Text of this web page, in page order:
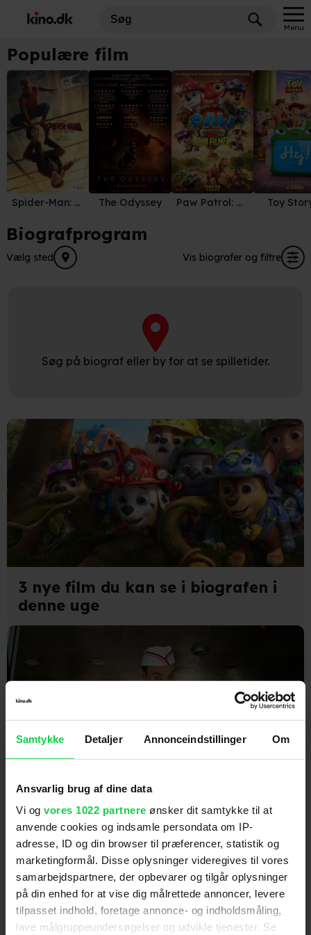
Samtykke Detaljer Annonceindstillinger Om
Ansvarlig brug af dine data
Vi og vores 1022 partnere ønsker dit samtykke til at
anvende cookies og indsamle persondata om IP-
adresse, ID og din browser til præferencer, statistik og
marketingformål. Disse oplysninger videregives til vores
samarbejdspartnere, der opbevarer og tilgår oplysninger
på din enhed for at vise dig målrettede annoncer, levere
tilpasset indhold, foretage annonce- og indholdsmåling,
lave målgruppeundersøgelser og udvikle tjenester. Se
Menu
Populære film
Spider-Man: Brand New Day The Odyssey Paw Patrol: Dino Filmen Toy
Biografprogram
Vælg sted Vis biografer og filtre
Søg på biograf eller by for at se spilletider.
3 nye film du kan se i biografen i
denne uge
Ny splatterfilm er åbningen på
'Saving Private Ryan' ... med
dræberbørn